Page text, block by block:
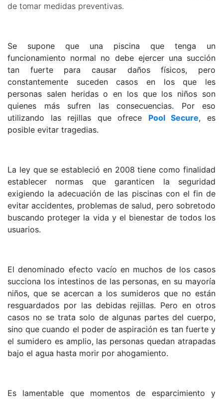
de tomar medidas preventivas.
Se supone que una piscina que tenga un
funcionamiento normal no debe ejercer una succión
tan fuerte para causar daños físicos, pero
constantemente suceden casos en los que les
personas salen heridas o en los que los niños son
quienes más sufren las consecuencias. Por eso
utilizando las rejillas que ofrece Pool Secure, es
posible evitar tragedias.
La ley que se estableció en 2008 tiene como finalidad
establecer normas que garanticen la seguridad
exigiendo la adecuación de las piscinas con el fin de
evitar accidentes, problemas de salud, pero sobretodo
buscando proteger la vida y el bienestar de todos los
usuarios.
El denominado efecto vacío en muchos de los casos
succiona los intestinos de las personas, en su mayoría
niños, que se acercan a los sumideros que no están
resguardados por las debidas rejillas. Pero en otros
casos no se trata solo de algunas partes del cuerpo,
sino que cuando el poder de aspiración es tan fuerte y
el sumidero es amplio, las personas quedan atrapadas
bajo el agua hasta morir por ahogamiento.
Es lamentable que momentos de esparcimiento y